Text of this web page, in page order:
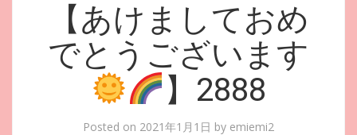
【あけましておめ
でとうございます
】2888
Posted on 2021年1月1日 by emiemi2